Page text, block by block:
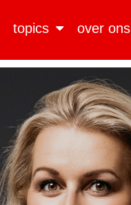
topics over ons